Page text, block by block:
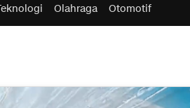
Olahraga Otomotif